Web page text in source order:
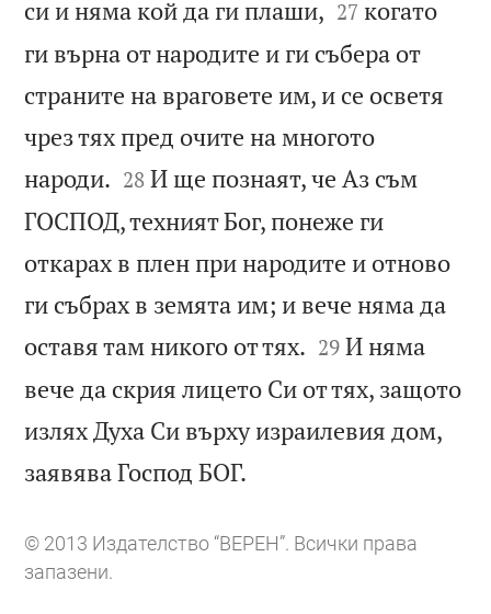
си и няма кой да ги плаши, 

27 когато
ги върна от народите и ги събера от
страните на враговете им, и се осветя
чрез тях пред очите на многото
народи. 

28 И ще познаят, че Аз съм
ГОСПОД, техният Бог, понеже ги
откарах в плен при народите и отново
ги събрах в земята им; и вече няма да
оставя там никого от тях. 

29 И няма
вече да скрия лицето Си от тях, защото
излях Духа Си върху израилевия дом,
заявява Господ БОГ.
© 2013 Издателство “ВЕРЕН”. Всички права
запазени.